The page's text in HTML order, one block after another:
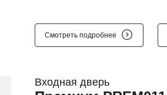
Смотреть подробнее
Входная дверь